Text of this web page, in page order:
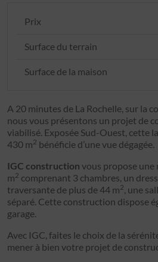
Prix
Surface du terrain
Surface de la maison
A 20 minutes de La Rochelle, sur la
nous vous présentons un projet de
viabilisé. Exposée Sud-Ouest, cette
430 m2 bénéficie d’une vue dégagée.
IGC construction vous propose une
m2 comprenant 3 chambres, un
traversante de plus de 44 m2 , une
séparé. Cette construction dispose
garage.
Avec IGC, faites le choix de la
mener à bien votre projet de